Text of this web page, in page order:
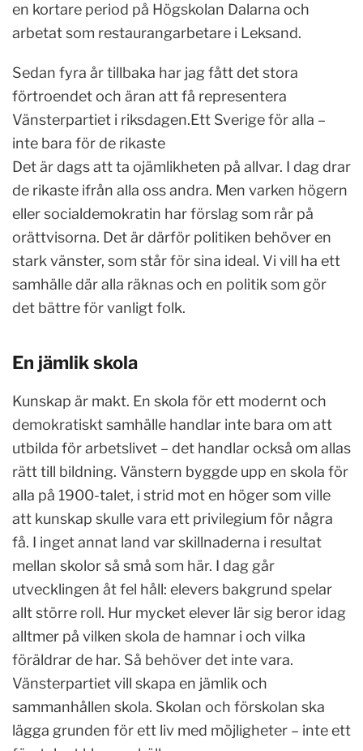
en kortare period på Högskolan Dalarna och
arbetat som restaurangarbetare i Leksand.
Sedan fyra år tillbaka har jag fått det stora
förtroendet och äran att få representera
Vänsterpartiet i riksdagen.Ett Sverige för alla –
inte bara för de rikaste
Det är dags att ta ojämlikheten på allvar. I dag drar
de rikaste ifrån alla oss andra. Men varken högern
eller socialdemokratin har förslag som rår på
orättvisorna. Det är därför politiken behöver en
stark vänster, som står för sina ideal. Vi vill ha ett
samhälle där alla räknas och en politik som gör
det bättre för vanligt folk.
En jämlik skola
Kunskap är makt. En skola för ett modernt och
demokratiskt samhälle handlar inte bara om att
utbilda för arbetslivet – det handlar också om allas
rätt till bildning. Vänstern byggde upp en skola för
alla på 1900-talet, i strid mot en höger som ville
att kunskap skulle vara ett privilegium för några
få. I inget annat land var skillnaderna i resultat
mellan skolor så små som här. I dag går
utvecklingen åt fel håll: elevers bakgrund spelar
allt större roll. Hur mycket elever lär sig beror idag
alltmer på vilken skola de hamnar i och vilka
föräldrar de har. Så behöver det inte vara.
Vänsterpartiet vill skapa en jämlik och
sammanhållen skola. Skolan och förskolan ska
lägga grunden för ett liv med möjligheter – inte ett